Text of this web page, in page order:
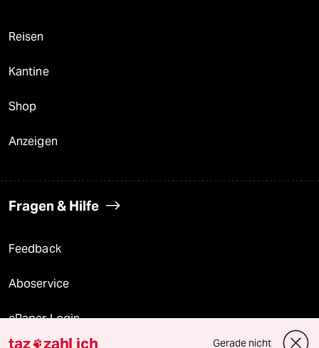
Reisen
Kantine
Shop
Anzeigen
Fragen & Hilfe
Feedback
Aboservice
ePaper Login
taz zahl ich Gerade nicht